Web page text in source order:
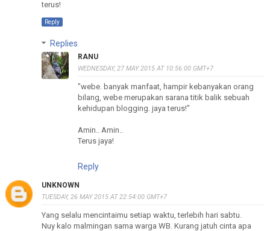
terus!
Reply
Replies
RANU
WEDNESDAY, 27 MAY 2015 AT 10:56:00 GMT+7
"webe. banyak manfaat, hampir kebanyakan orang
bilang, webe merupakan sarana titik balik sebuah
kehidupan blogging. jaya terus!"
Amin.. Amin..
Terus jaya!
Reply
UNKNOWN
TUESDAY, 26 MAY 2015 AT 22:54:00 GMT+7
Yang selalu mencintaimu setiap waktu, terlebih hari sabtu.
Nuy kalo malmingan sama warga WB. Kurang jatuh cinta apa